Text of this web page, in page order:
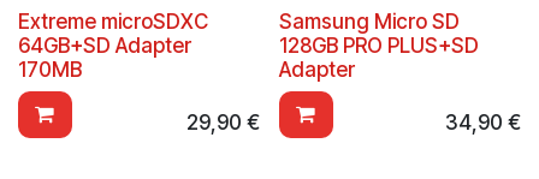
Extreme microSDXC
64GB+SD Adapter
170MB
29,90 €
Samsung Micro SD
128GB PRO PLUS+SD
Adapter
34,90 €